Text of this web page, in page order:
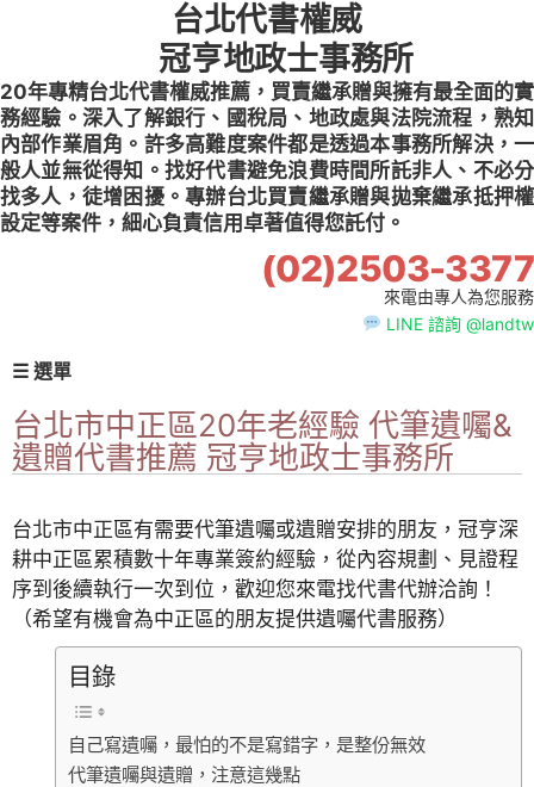
台北代書權威
冠亨地政士事務所
20年專精台北代書權威推薦，買賣繼承贈與擁有最全面的實
務經驗。深入了解銀行、國稅局、地政處與法院流程，熟知
內部作業眉角。許多高難度案件都是透過本事務所解決，一
般人並無從得知。找好代書避免浪費時間所託非人、不必分
找多人，徒增困擾。專辦台北買賣繼承贈與拋棄繼承抵押權
設定等案件，細心負責信用卓著值得您託付。
(02)2503-3377
來電由專人為您服務
LINE 諮詢 @landtw
☰ 選單
台北市中正區20年老經驗 代筆遺囑&
遺贈代書推薦 冠亨地政士事務所
台北市中正區有需要代筆遺囑或遺贈安排的朋友，冠亨深
耕中正區累積數十年專業簽約經驗，從內容規劃、見證程
序到後續執行一次到位，歡迎您來電找代書代辦洽詢！
（希望有機會為中正區的朋友提供遺囑代書服務）
目錄
自己寫遺囑，最怕的不是寫錯字，是整份無效
代筆遺囑與遺贈，注意這幾點